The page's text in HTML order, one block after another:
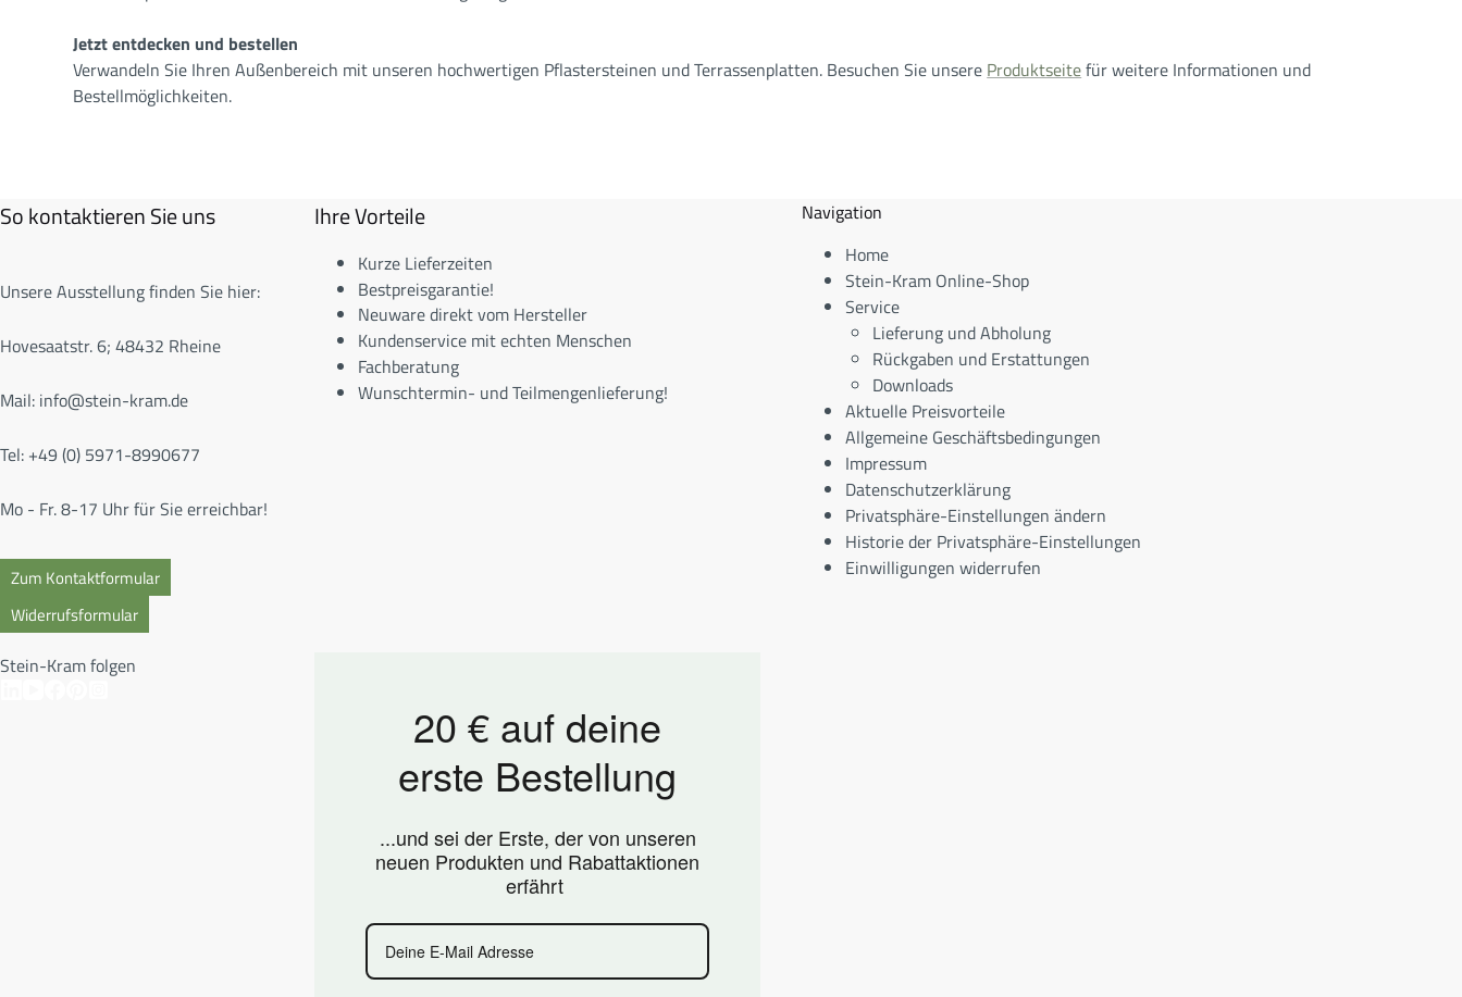
Jetzt entdecken und bestellen
Verwandeln Sie Ihren Außenbereich mit unseren hochwertigen Pflastersteinen und Terrassenplatten. Besuchen Sie unsere Produktseitefür weitere Informationen und
Bestellmöglichkeiten.
So kontaktieren Sie uns
Unsere Ausstellung finden Sie hier:
Hovesaatstr. 6; 48432 Rheine
Mail: info@stein-kram.de
Tel: +49 (0) 5971-8990677
Mo - Fr. 8-17 Uhr für Sie erreichbar!
Zum Kontaktformular
Widerrufsformular
Ihre Vorteile
Kurze Lieferzeiten
Bestpreisgarantie!
Neuware direkt vom Hersteller
Kundenservice mit echten Menschen
Fachberatung
Wunschtermin- und Teilmengenlieferung!
Navigation
Home
Stein-Kram Online-Shop
Service
Lieferung und Abholung
Rückgaben und Erstattungen
Downloads
Aktuelle Preisvorteile
Allgemeine Geschäftsbedingungen
Impressum
Datenschutzerklärung
Privatsphäre-Einstellungen ändern
Historie der Privatsphäre-Einstellungen
Einwilligungen widerrufen
Stein-Kram folgen
20 € auf deine
erste Bestellung
...und sei der Erste, der von unseren
neuen Produkten und Rabattaktionen
erfährt